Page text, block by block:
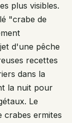
plus visibles.
"crabe de
d'une pêche
recettes
dans la
la nuit pour
Le
crabes ermites